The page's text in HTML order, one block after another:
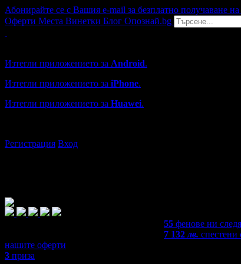
Абонирайте се с Вашия e-mail за безплатно получаване
Оферти Места Винетки Блог Опознай.bg
Изтегли приложението за Android.
Изтегли приложението за iPhone.
Изтегли приложението за Huawei.
Регистрация Вход
55 фенове ни
7 132лв. спестени
нашите оферти
3 приза